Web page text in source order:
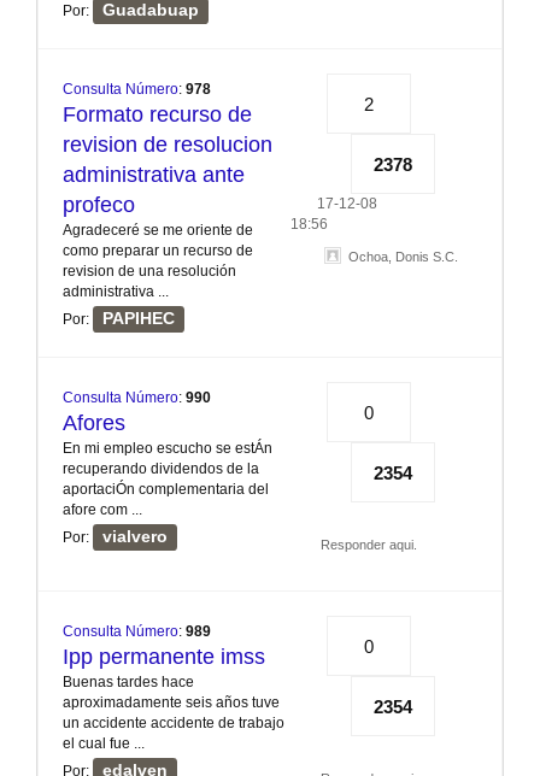
Por:
Guadabuap
Consulta Número: 978
Formato recurso de
revision de resolucion
administrativa ante
profeco
Agradeceré se me oriente de
como preparar un recurso de
revision de una resolución
administrativa ...
Por:
PAPIHEC
2
2378
17-12-08
18:56
Ochoa, Donis S.C.
Consulta Número: 990
Afores
En mi empleo escucho se estÁn
recuperando dividendos de la
aportaciÓn complementaria del
afore com ...
Por:
vialvero
0
2354
Responder aqui.
Consulta Número: 989
Ipp permanente imss
Buenas tardes hace
aproximadamente seis años tuve
un accidente accidente de trabajo
el cual fue ...
Por:
edalven
0
2354